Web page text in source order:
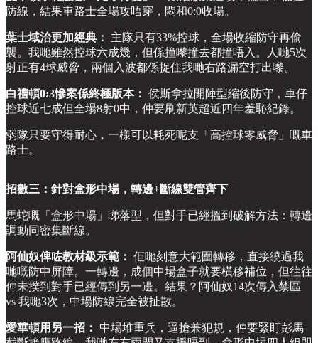
防線，結果車路士全場攻唔穿，悶和0:0收場。
葉士域治更加經典：
主隊只有33%控球，全場收縮防守再偷
襲。我哋雖然控球六成幾，但係撞嚟撞去都撞唔入。人哋5次
射正有4球威脅，兩個入波都係捉住我哋右路漏空打出嚟。
白禮頓0:3慘案係終極版本： 侯斯拿拉開陣型縮後防守，車仔
控球近七成但全場8射0中，仲要刷新英超近四年羞恥紀錄。
弱隊只要守得耐心，一樣可以耗死呢支「高控球零威脅」嘅車
路士。
招數三：針對盒形中場，轉邊+斷線雙管齊下
馬蛇嘅「盒形中場」睇落型，但對手已經搵到破解方法：轉邊
調動同密集斷線。
阿仙奴俾咗教材級示範： 佢哋刻意大範圍轉移，直接繞過我
哋嘅防中屏障。一轉邊，成個中場盒子就要橫移補位，但往往
仲未撲到對手已經傳到另一邊。結果？阿仙奴14次傳入禁區
vs 我哋3次，中場防線完全被扯散。
愛華頓用另一招： 中場堆重兵，逼搶兼犯規，仲要緊盯彭馬